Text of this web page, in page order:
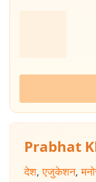
दीर्घकालिक कवरेज का
Prabhat
देश, एजुकेशन,